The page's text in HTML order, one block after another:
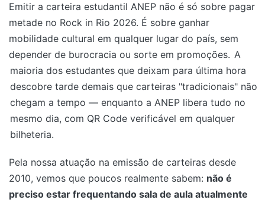
Emitir a carteira estudantil ANEP não é só sobre pagar
metade no Rock in Rio 2026. É sobre ganhar
mobilidade cultural em qualquer lugar do país, sem
depender de burocracia ou sorte em promoções. A
maioria dos estudantes que deixam para última hora
descobre tarde demais que carteiras "tradicionais" não
chegam a tempo — enquanto a ANEP libera tudo no
mesmo dia, com QR Code verificável em qualquer
bilheteria.
Pela nossa atuação na emissão de carteiras desde
2010, vemos que poucos realmente sabem: não é
preciso estar frequentando sala de aula atualmente